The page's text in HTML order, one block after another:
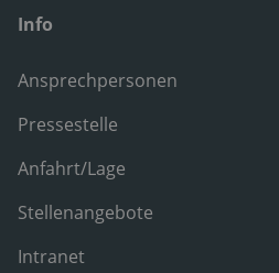
Info
Ansprechpersonen
Pressestelle
Anfahrt/Lage
Stellenangebote
Intranet